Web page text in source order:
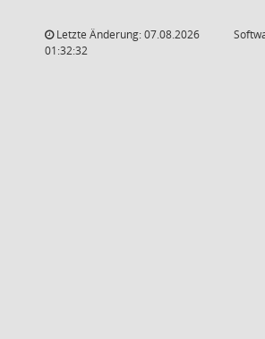
Letzte Änderung: 07.08.2026
01:32:32